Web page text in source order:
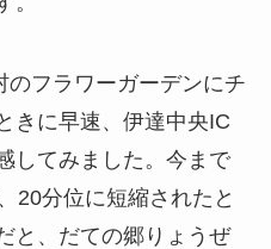
のフラワーガーデンにチ
きに早速、伊達中央IC
してみました。今まで
20分位に短縮されたと
と、だての郷りょうぜ